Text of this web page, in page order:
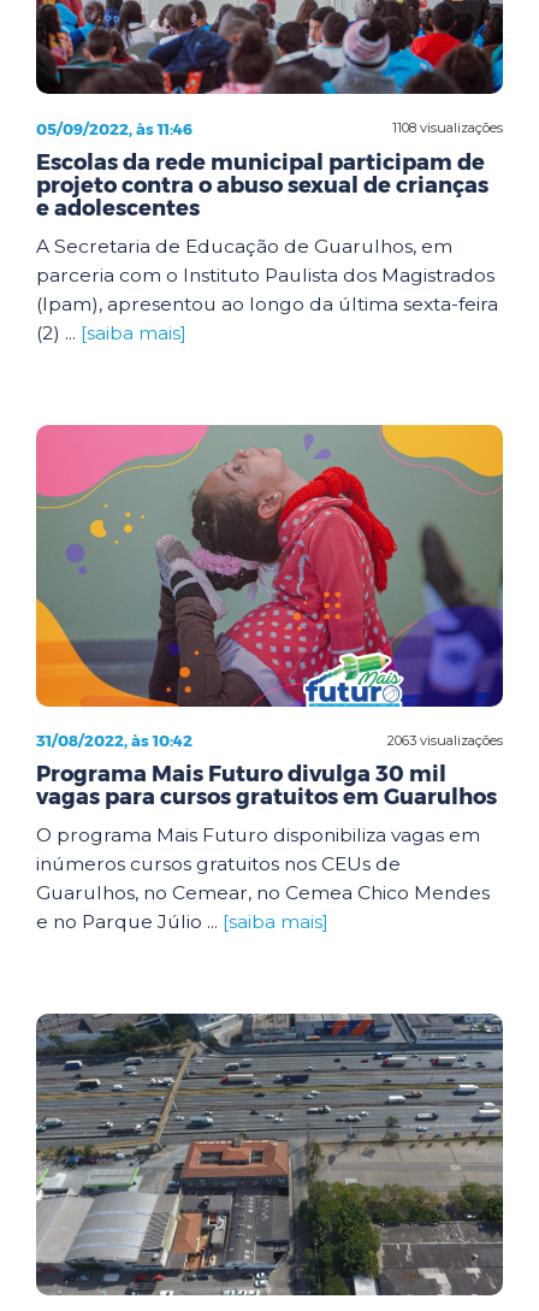
1108 visualizações
05/09/2022, às 11:46
Escolas da rede municipal participam de
projeto contra o abuso sexual de crianças
e adolescentes
A Secretaria de Educação de Guarulhos, em
parceria com o Instituto Paulista dos Magistrados
(Ipam), apresentou ao longo da última sexta-feira
(2) ... [saiba mais]
2063 visualizações
31/08/2022, às 10:42
Programa Mais Futuro divulga 30 mil
vagas para cursos gratuitos em Guarulhos
O programa Mais Futuro disponibiliza vagas em
inúmeros cursos gratuitos nos CEUs de
Guarulhos, no Cemear, no Cemea Chico Mendes
e no Parque Júlio ... [saiba mais]